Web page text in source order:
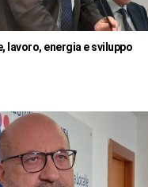
lavoro, energia e sviluppo